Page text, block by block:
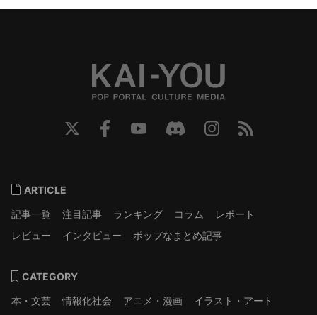
ARTICLE
記事一覧
注目記事 ランキング コラム
レポート
レビュー
インタビュー ポップなまとめ記事
CATEGORY
本・文芸
情報化社会 アニメ・漫画
イラスト・アート